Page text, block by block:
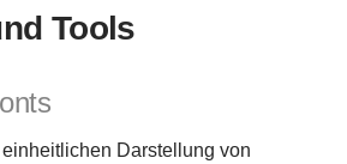
Tools
Darstellung von